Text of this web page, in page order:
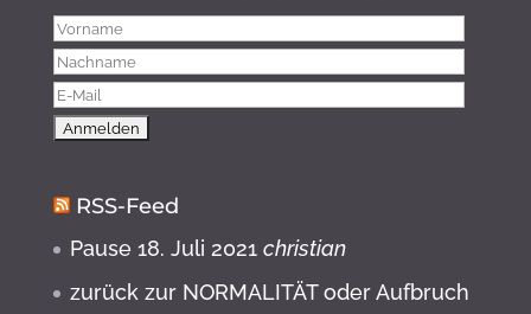
RSS-Feed
Pause 18. Juli 2021 christian
zurück zur NORMALITÄT oder Aufbruch